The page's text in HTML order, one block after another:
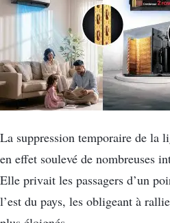
La suppression temporaire de la
en effet soulevé de nombreuses
Elle privait les passagers d’un
l’est du pays, les obligeant à